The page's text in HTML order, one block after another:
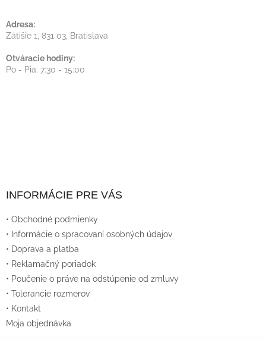
Adresa:
Zátišie 1, 831 03, Bratislava
Otváracie hodiny:
Po - Pia: 7:30 - 15:00
INFORMÁCIE PRE VÁS
• Obchodné podmienky
• Informácie o spracovaní osobných údajov
• Doprava a platba
• Reklamačný poriadok
• Poučenie o práve na odstúpenie od zmluvy
• Tolerancie rozmerov
• Kontakt
Moja objednávka